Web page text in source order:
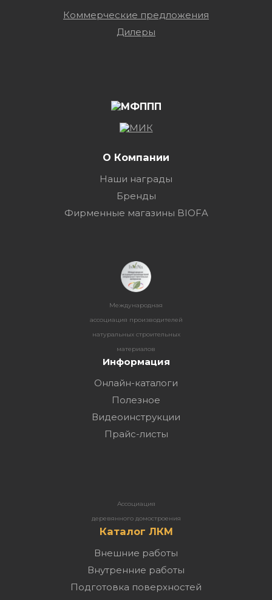
Коммерческие предложения
Дилеры
О Компании
Наши награды
Бренды
Фирменные магазины BIOFA
Международная
ассоциация производителей
натуральных строительных
материалов
Информация
Онлайн-каталоги
Полезное
Видеоинструкции
Прайс-листы
Ассоциация
деревянного домостроения
Каталог ЛКМ
Внешние работы
Внутренние работы
Подготовка поверхностей